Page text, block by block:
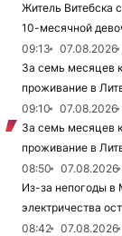
Житель Витебска
10-месячной
09:13
07.08.2026
За семь месяцев
проживание в
09:10
07.08.2026
За семь месяцев
проживание в
08:50
07.08.2026
Из-за непогоды в
электричества
08:42
07.08.2026